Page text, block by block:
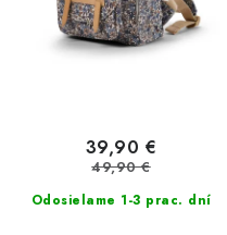
Odosielame 1-3 prac. dní
39,90 €
49,90 €